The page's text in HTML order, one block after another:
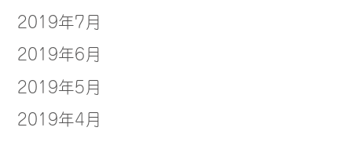
2019年7月
2019年6月
2019年5月
2019年4月